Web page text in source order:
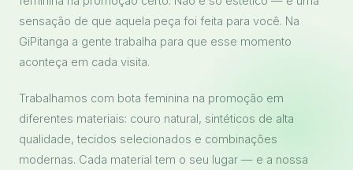
sensação de que aquela peça foi feita para você. Na
GiPitanga a gente trabalha para que esse momento
aconteça em cada visita.
Trabalhamos com bota feminina na promoção em
diferentes materiais: couro natural, sintéticos de alta
qualidade, tecidos selecionados e combinações
modernas. Cada material tem o seu lugar — e a nossa